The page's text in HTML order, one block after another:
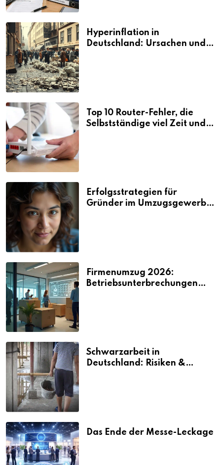
Hyperinflation in
Deutschland: Ursachen und
Top 10 Router-Fehler, die
Selbstständige viel Zeit und
Erfolgsstrategien für
Gründer im Umzugsgewerbe
Firmenumzug 2026:
Betriebsunterbrechungen
Schwarzarbeit in
Deutschland: Risiken &
Das Ende der Messe-Leckage